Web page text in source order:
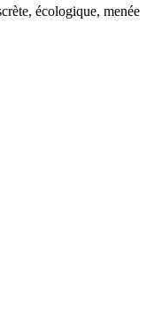
écologique, menée